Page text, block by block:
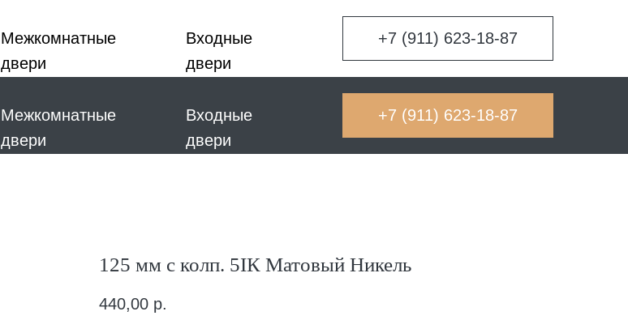
+7 (911) 623-18-87
Межкомнатные
двери
Входные
двери
+7 (911) 623-18-87
Межкомнатные
двери
Входные
двери
125 мм с колп. 5IК Матовый Никель
440,00 р.